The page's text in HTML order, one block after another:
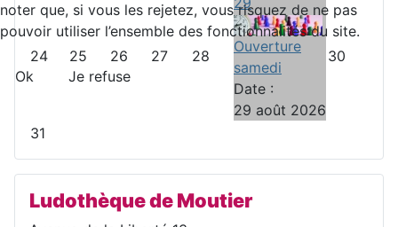
e
n
t
e
n
t
t
e
24 25 26 27 28
Ouverture
samedi
Date :
29 août 2026
30
31
Ludothèque de Moutier
noter que, si vous les rejetez, vous risquez de ne pas
pouvoir utiliser l’ensemble des fonctionnalités du site.
Ok Je refuse